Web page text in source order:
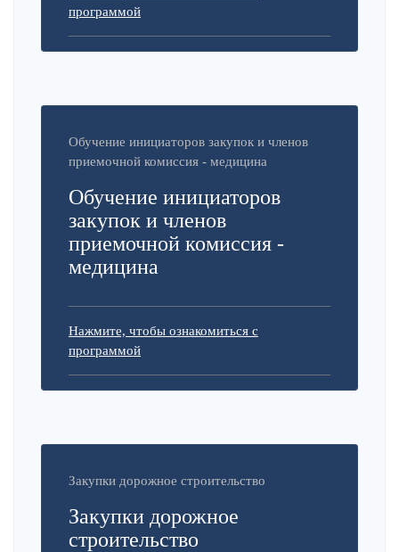
программой
Обучение инициаторов закупок и членов
приемочной комиссия - медицина
Обучение инициаторов
закупок и членов
приемочной комиссия -
медицина
Нажмите, чтобы ознакомиться с
программой
Закупки дорожное строительство
Закупки дорожное
строительство